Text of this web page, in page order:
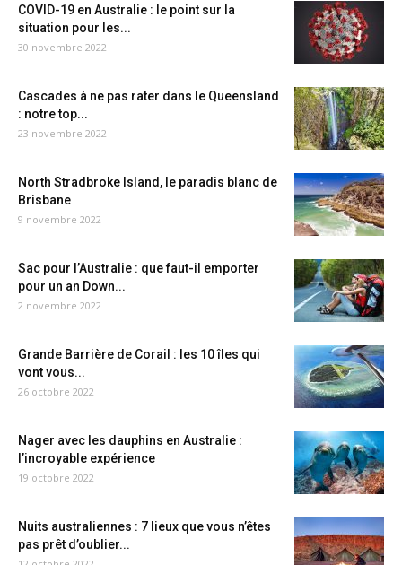
COVID-19 en Australie : le point sur la
situation pour les...
30 novembre 2022
Cascades à ne pas rater dans le Queensland
: notre top...
23 novembre 2022
North Stradbroke Island, le paradis blanc de
Brisbane
9 novembre 2022
Sac pour l’Australie : que faut-il emporter
pour un an Down...
2 novembre 2022
Grande Barrière de Corail : les 10 îles qui
vont vous...
26 octobre 2022
Nager avec les dauphins en Australie :
l’incroyable expérience
19 octobre 2022
Nuits australiennes : 7 lieux que vous n’êtes
pas prêt d’oublier...